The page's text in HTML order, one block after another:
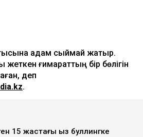
адам сыймай жатыр.
жеткен ғимараттың бір бөлігін
деп
.
15 жастағы қыз буллингке